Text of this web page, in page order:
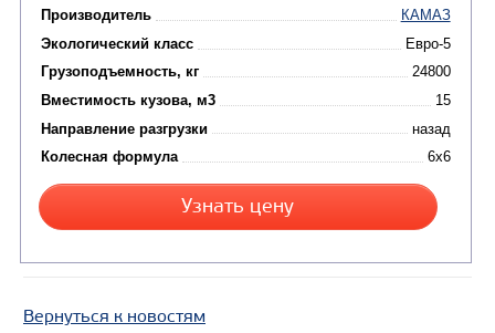
Вернуться к новостям